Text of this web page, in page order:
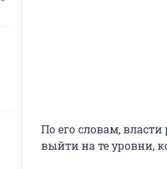
По его словам,
выйти на те уровни,